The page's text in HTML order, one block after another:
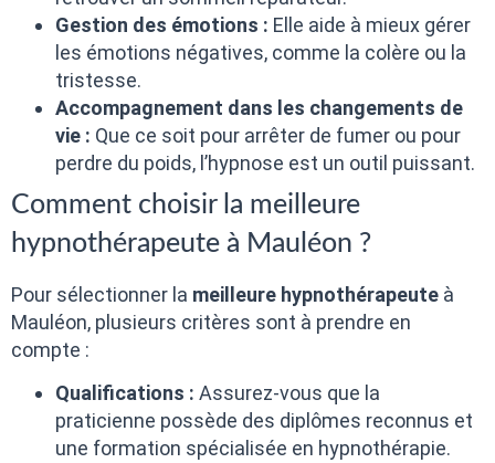
Gestion des émotions : Elle aide à mieux gérer
les émotions négatives, comme la colère ou la
tristesse.
Accompagnement dans les changements de
vie : Que ce soit pour arrêter de fumer ou pour
perdre du poids, l’hypnose est un outil puissant.
Comment choisir la meilleure
hypnothérapeute à Mauléon ?
Pour sélectionner la meilleure hypnothérapeute à
Mauléon, plusieurs critères sont à prendre en
compte :
Qualifications : Assurez-vous que la
praticienne possède des diplômes reconnus et
une formation spécialisée en hypnothérapie.